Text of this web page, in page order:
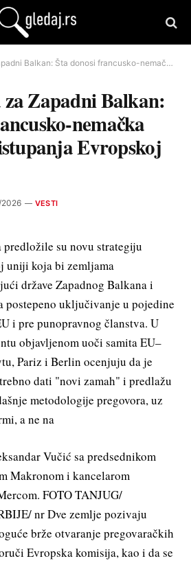
Šta donosi francusko-nemačka strategija pristupanja Evropskoj uniji?
Zapadni Balkan:
nemačka
Evropskoj
VESTI
predložile su novu strategiju
uniji koja bi zemljama
države Zapadnog Balkana i
uključivanje u pojedine
i pre punopravnog članstva. U
objavljenom uoči samita EU–
Pariz i Berlin ocenjuju da je
dati "novi zamah" i predlažu
metodologije pregovora, uz
a ne na
Vučić sa predsednikom
Makronom i kancelarom
FOTO TANJUG/
nr Dve zemlje pozivaju
brže otvaranje pregovaračkih
Evropska komisija, kao i da se